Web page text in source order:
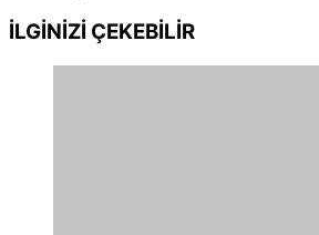
İLGİNİZİ ÇEKEBİLİR